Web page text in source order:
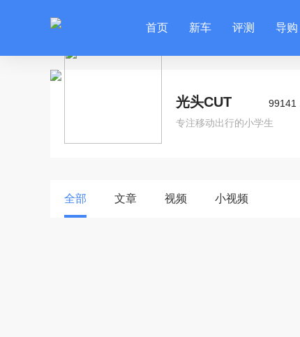
首页 新车 评测 导购
光头CUT 99141
专注移动出行的小学生
全部 文章 视频 小视频